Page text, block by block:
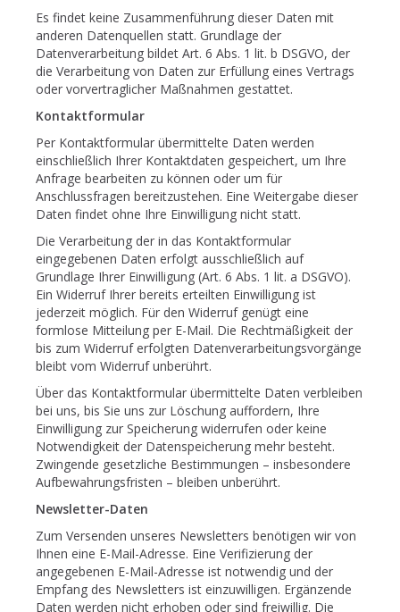
Es findet keine Zusammenführung dieser Daten mit
anderen Datenquellen statt. Grundlage der
Datenverarbeitung bildet Art. 6 Abs. 1 lit. b DSGVO, der
die Verarbeitung von Daten zur Erfüllung eines Vertrags
oder vorvertraglicher Maßnahmen gestattet.
Kontaktformular
Per Kontaktformular übermittelte Daten werden
einschließlich Ihrer Kontaktdaten gespeichert, um Ihre
Anfrage bearbeiten zu können oder um für
Anschlussfragen bereitzustehen. Eine Weitergabe dieser
Daten findet ohne Ihre Einwilligung nicht statt.
Die Verarbeitung der in das Kontaktformular
eingegebenen Daten erfolgt ausschließlich auf
Grundlage Ihrer Einwilligung (Art. 6 Abs. 1 lit. a DSGVO).
Ein Widerruf Ihrer bereits erteilten Einwilligung ist
jederzeit möglich. Für den Widerruf genügt eine
formlose Mitteilung per E-Mail. Die Rechtmäßigkeit der
bis zum Widerruf erfolgten Datenverarbeitungsvorgänge
bleibt vom Widerruf unberührt.
Über das Kontaktformular übermittelte Daten verbleiben
bei uns, bis Sie uns zur Löschung auffordern, Ihre
Einwilligung zur Speicherung widerrufen oder keine
Notwendigkeit der Datenspeicherung mehr besteht.
Zwingende gesetzliche Bestimmungen – insbesondere
Aufbewahrungsfristen – bleiben unberührt.
Newsletter-Daten
Zum Versenden unseres Newsletters benötigen wir von
Ihnen eine E-Mail-Adresse. Eine Verifizierung der
angegebenen E-Mail-Adresse ist notwendig und der
Empfang des Newsletters ist einzuwilligen. Ergänzende
Daten werden nicht erhoben oder sind freiwillig. Die